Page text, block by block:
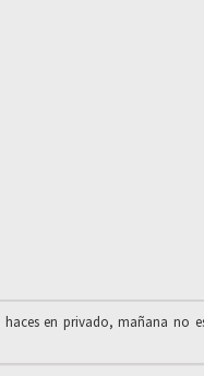
en privado, mañana no